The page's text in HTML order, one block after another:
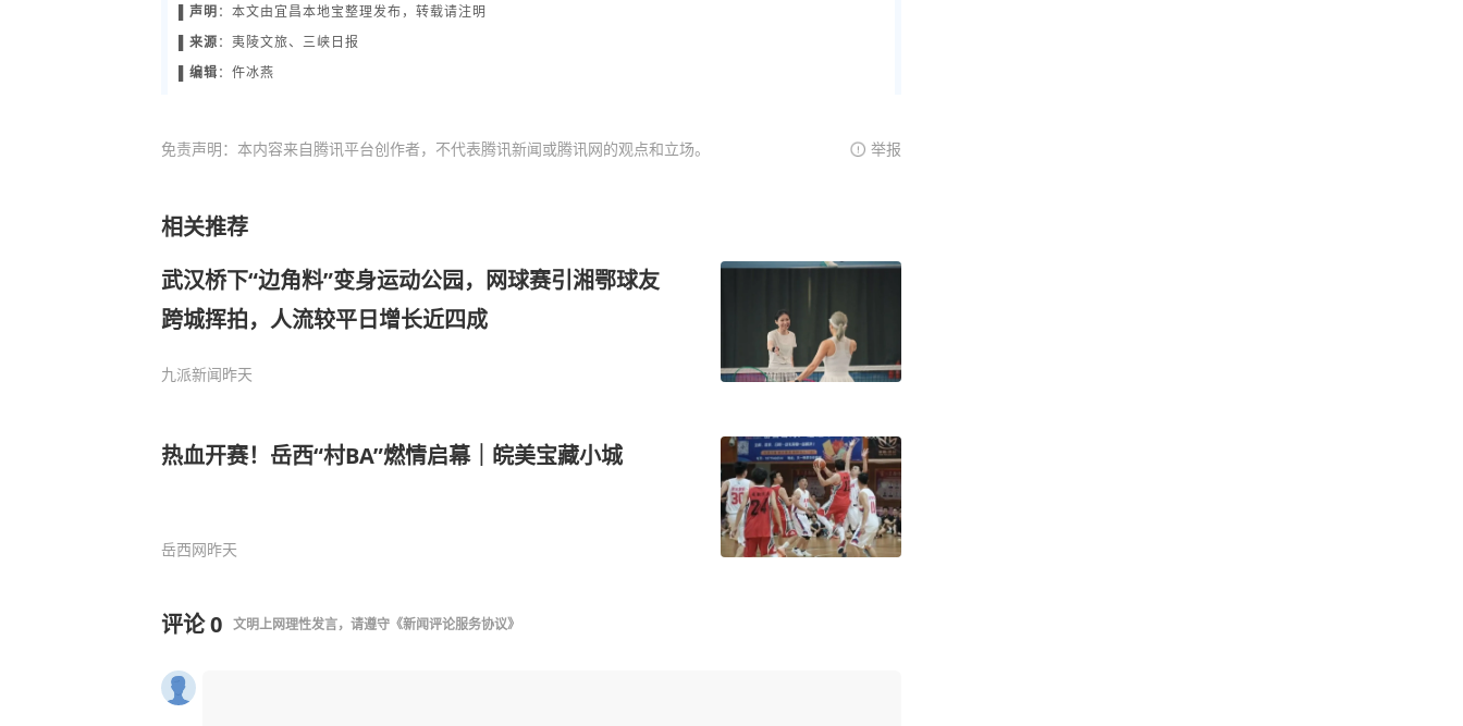
▌声明：本文由宜昌本地宝整理发布，转载请注明
来源：夷陵文旅、三峡日报
编辑：仵冰燕
免责声明：本内容来自腾讯平台创作者，不代表腾讯新闻或腾讯网的观点和立场。 举报
相关推荐
武汉桥下“边角料”变身运动公园，网球赛引湘鄂球友
跨城挥拍，人流较平日增长近四成
九派新闻昨天
热血开赛！岳西“村BA”燃情启幕｜皖美宝藏小城
岳西网昨天
评论0 文明上网理性发言，请遵守 《新闻评论服务协议》